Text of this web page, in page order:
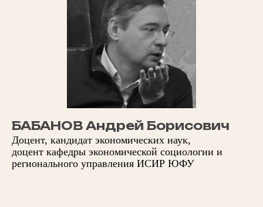
БАБАНОВ Андрей Борисович
Доцент, кандидат экономических наук,
доцент кафедры экономической социологии и
регионального управления ИСИР ЮФУ